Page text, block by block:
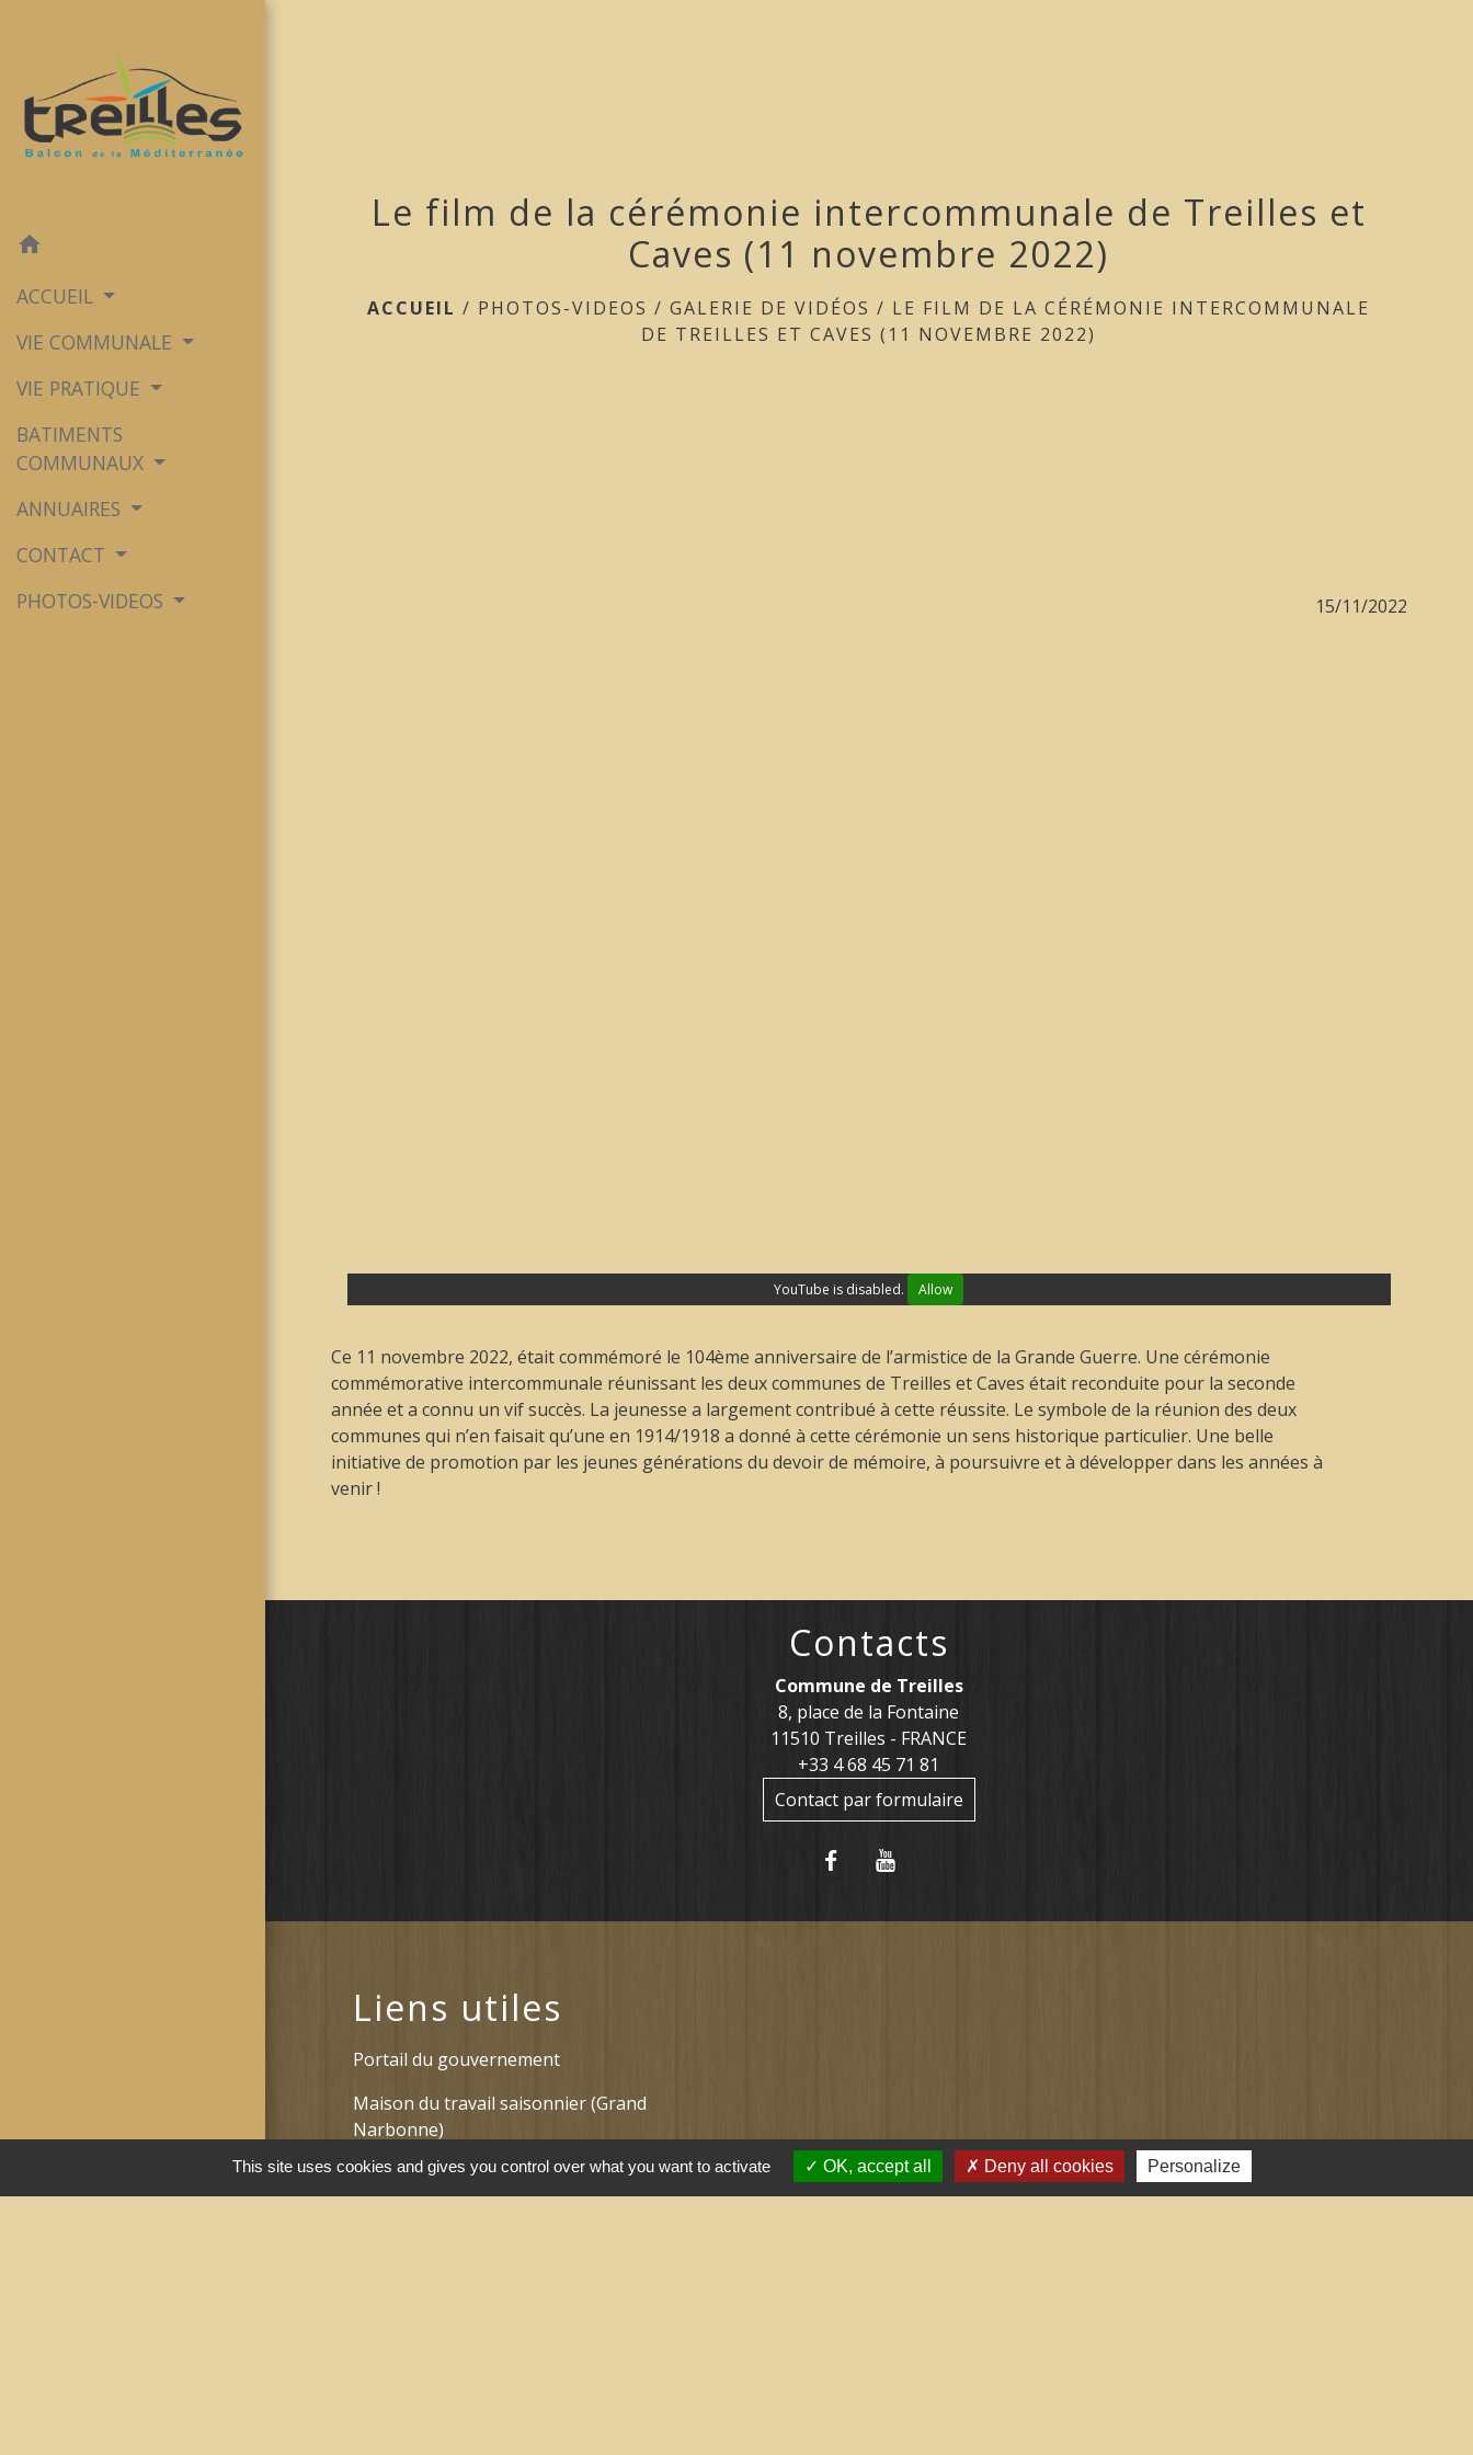
home
ACCUEIL
VIE COMMUNALE
VIE PRATIQUE
BATIMENTS
COMMUNAUX
ANNUAIRES
CONTACT
PHOTOS-VIDEOS
Le film de la cérémonie intercommunale de Treilles et
Caves (11 novembre 2022)
ACCUEIL / PHOTOS-VIDEOS /GALERIE DE VIDÉOS / LE FILM DE LA CÉRÉMONIE INTERCOMMUNALE
DE TREILLES ET CAVES (11 NOVEMBRE 2022)
15/11/2022
YouTube is disabled. Allow
Ce 11 novembre 2022, était commémoré le 104ème anniversaire de l’armistice de la Grande Guerre. Une cérémonie
commémorative intercommunale réunissant les deux communes de Treilles et Caves était reconduite pour la seconde
année et a connu un vif succès. La jeunesse a largement contribué à cette réussite. Le symbole de la réunion des deux
communes qui n’en faisait qu’une en 1914/1918 a donné à cette cérémonie un sens historique particulier. Une belle
initiative de promotion par les jeunes générations du devoir de mémoire, à poursuivre et à développer dans les années à
venir !
Contacts
Commune de Treilles
8, place de la Fontaine
11510 Treilles - FRANCE
+33 4 68 45 71 81
Contact par formulaire
Liens utiles
Portail du gouvernement
Maison du travail saisonnier (Grand
Narbonne)
Région Occitanie
This site uses cookies and gives you control over what you want to activate OK, accept all Deny all cookies Personalize